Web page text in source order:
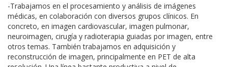
-Trabajamos en el procesamiento y análisis de imágenes
médicas, en colaboración con diversos grupos clínicos. En
concreto, en imagen cardiovascular, imagen pulmonar,
neuroimagen, cirugía y radioterapia guiadas por imagen, entre
otros temas. También trabajamos en adquisición y
reconstrucción de imagen, principalmente en PET de alta